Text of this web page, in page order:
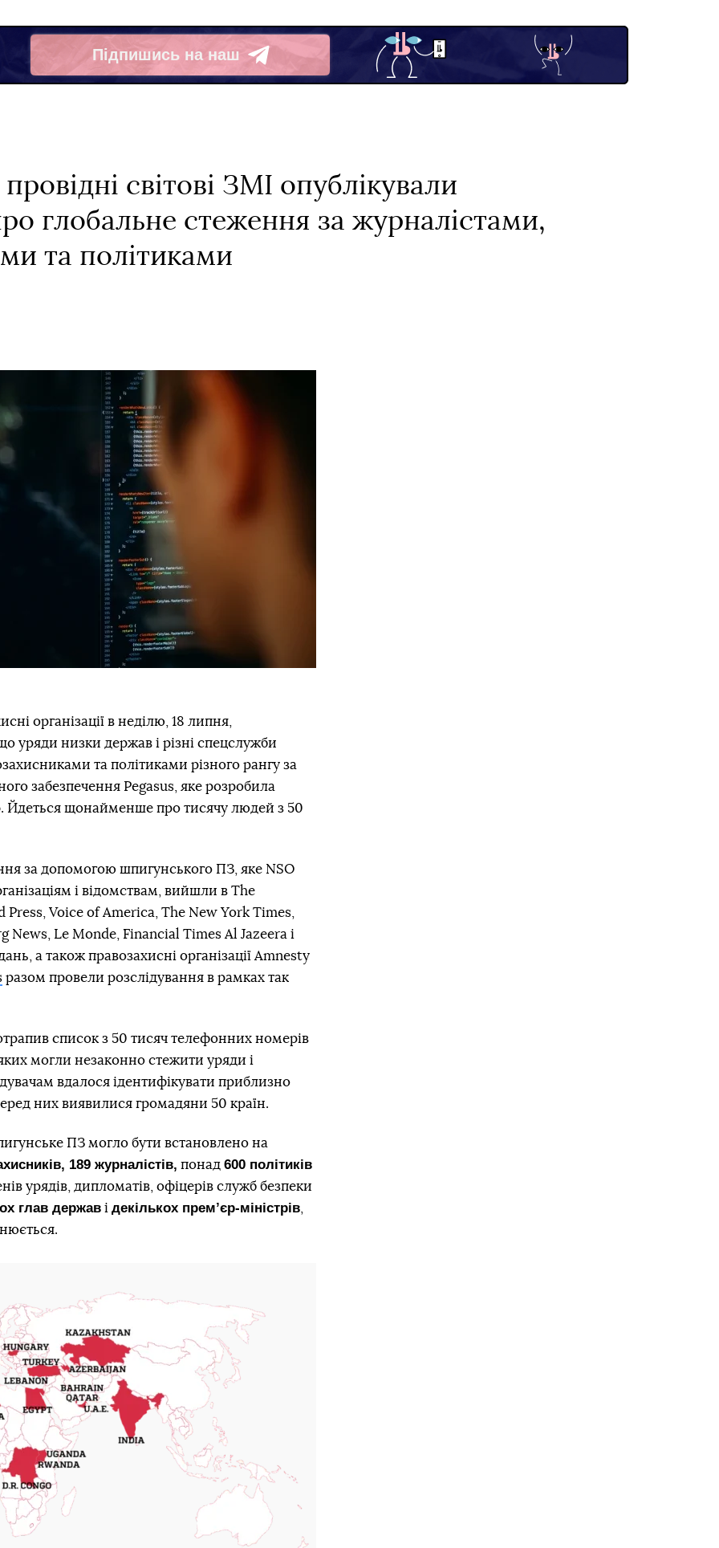
Підпишись на наш
Telegram
світові ЗМІ опублікували
глобальне стеження за журналістами,
та політиками
організації в неділю, 18 липня,
уряди низки держав і різні спецслужби
та політиками різного рангу за
забезпечення Pegasus, яке розробила
Йдеться щонайменше про тисячу людей з 50
за допомогою шпигунського ПЗ, яке NSO
і відомствам, вийшли в The
Voice of America, The New York Times,
Le Monde, Financial Times Al Jazeera і
а також правозахисні організації Amnesty
разом провели розслідування в рамках так
список з 50 тисяч телефонних номерів
могли незаконно стежити уряди і
вдалося ідентифікувати приблизно
них виявилися громадяни 50 країн.
ПЗ могло бути встановлено на
189 журналістів, понад 600 політиків
урядів, дипломатів, офіцерів служб безпеки
глав держав і декількох премʼєр-міністрів